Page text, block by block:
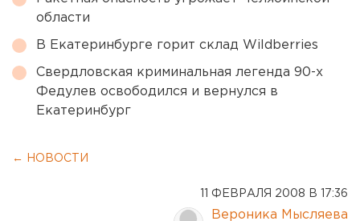
области
В Екатеринбурге горит склад Wildberries
Свердловская криминальная легенда 90-х
Федулев освободился и вернулся в
Екатеринбург
← НОВОСТИ
11 ФЕВРАЛЯ 2008 В 17:36
Вероника Мысляева